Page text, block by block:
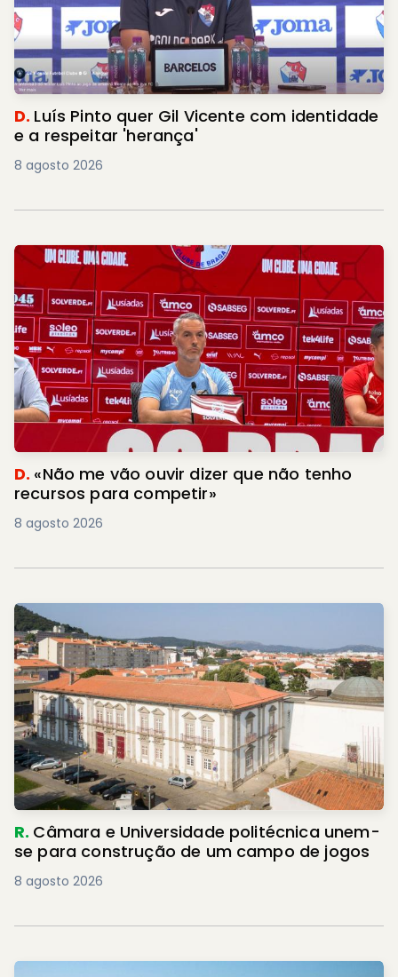
D. Luís Pinto quer Gil Vicente com identidade
e a respeitar 'herança'
8 agosto 2026
D. «Não me vão ouvir dizer que não tenho
recursos para competir»
8 agosto 2026
R. Câmara e Universidade politécnica unem-
se para construção de um campo de jogos
8 agosto 2026